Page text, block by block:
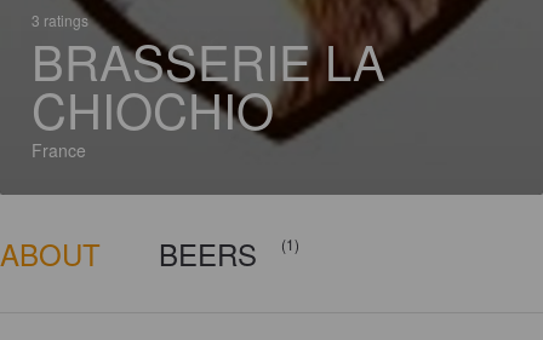
3 ratings
BRASSERIE LA
CHIOCHIO
France
ABOUT BEERS (1)